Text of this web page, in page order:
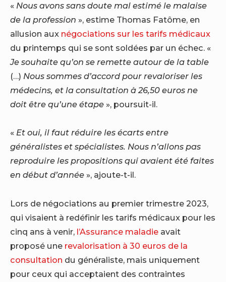
« Nous avons sans doute mal estimé le malaise
de la profession », estime Thomas Fatôme, en
allusion aux négociations sur les tarifs médicaux
du printemps qui se sont soldées par un échec. «
Je souhaite qu’on se remette autour de la table
(…) Nous sommes d’accord pour revaloriser les
médecins, et la consultation à 26,50 euros ne
doit être qu’une étape », poursuit-il.
« Et oui, il faut réduire les écarts entre
généralistes et spécialistes. Nous n’allons pas
reproduire les propositions qui avaient été faites
en début d’année », ajoute-t-il.
Lors de négociations au premier trimestre 2023,
qui visaient à redéfinir les tarifs médicaux pour les
cinq ans à venir, l’Assurance maladie avait
proposé une revalorisation à 30 euros de la
consultation du généraliste, mais uniquement
pour ceux qui acceptaient des contraintes